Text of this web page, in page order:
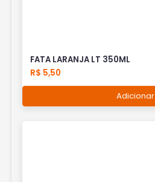
FATA LARANJA LT 350ML
R$ 5,50
Adicionar